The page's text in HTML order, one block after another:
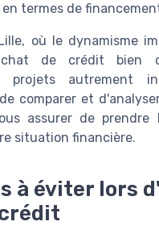
termes de
où le dynamisme
de crédit bien
projets autrement
comparer et
assurer de prendre
situation financière.
à éviter lors